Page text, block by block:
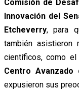
Comisión de
Innovación del
Etcheverry, para
también asistieron
científicos, como el
Centro Avanzado
expusieron sus